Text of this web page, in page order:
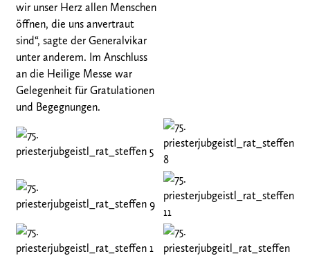
wir unser Herz allen Menschen
öffnen, die uns anvertraut
sind“, sagte der Generalvikar
unter anderem. Im Anschluss
an die Heilige Messe war
Gelegenheit für Gratulationen
und Begegnungen.